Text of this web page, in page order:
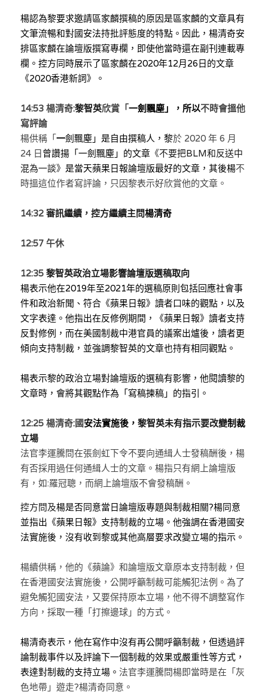
楊認為黎要求邀請區家麟撰稿的原因是區家麟的文章具有
文筆流暢和對國安法持批評態度的特點。因此，楊清奇安
排區家麟在論壇版撰寫專欄，即使他當時還在副刊連載專
欄。控方同時展示了區家麟在2020年12月26日的文章
《2020香港新詞》。
14:53 楊清奇:黎智英欣賞「一劍飄塵」，所以不時會搵他
寫評論
楊供稱「一劍飄塵」是自由撰稿人，黎於 2020 年 6 月
24 日 曾讚揚「一劍飄塵」的文章 《不要把BLM和反送中
混為一談》 是當天蘋果日報論壇版最好的文章，其後楊不
時搵這位作者寫評論，只因黎表示好欣賞他的文章。
14:32 審訊繼續，控方繼續主問楊清奇
12:57 午休
12:35 黎智英政治立場影響論壇版選稿取向
楊表示他在2019年至2021年的選稿原則包括回應社會事
件和政治新聞、符合《蘋果日報》讀者口味的觀點，以及
文字表達。他指出在反修例期間，《蘋果日報》讀者支持
反對修例，而在美國制裁中港官員的議案出爐後，讀者更
傾向支持制裁，並強調黎智英的文章也持有相同觀點。
楊表示黎的政治立場對論壇版的選稿有影響，他閱讀黎的
文章時，會將其觀點作為「寫稿揀稿」的指引。
12:25 楊清奇:國安法實施後， 黎智英未有指示要改變制裁
立場
法官李運騰問在張劍虹下令不要向通緝人士發稿酬後，楊
有否採用過任何通緝人士的文章。楊指只有網上論壇版
有，如:羅冠聰，而網上論壇版不會發稿酬。
控方問及楊是否同意當日論壇版專題與制裁相關?楊同意
並指出《蘋果日報》支持制裁的立場。他強調在香港國安
法實施後，沒有收到黎或其他高層要求改變立場的指示。
楊續供稱，他的《蘋論》和論壇版文章原本支持制裁，但
在香港國安法實施後，公開呼籲制裁可能觸犯法例。為了
避免觸犯國安法，又要保持原本立場，他不得不調整寫作
方向，採取一種「打擦邊球」的方式。
楊清奇表示，他在寫作中沒有再公開呼籲制裁，但透過評
論制裁事件以及評論下一個制裁的效果或嚴重性等方式，
表達對制裁的支持立場。 法官李運騰問楊即當時是在「灰
色地帶」遊走?楊清奇同意。